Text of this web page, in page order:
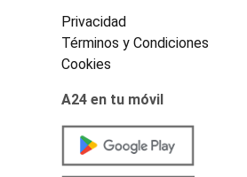
Privacidad
Términos y Condiciones
Cookies
A24 en tu móvil